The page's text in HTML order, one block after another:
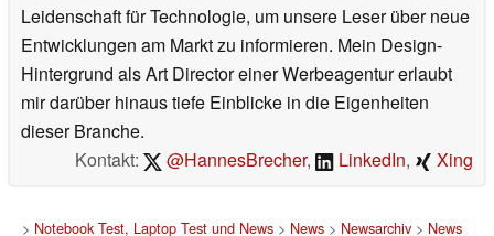
Leidenschaft für Technologie, um unsere Leser über neue
Entwicklungen am Markt zu informieren. Mein Design-
Hintergrund als Art Director einer Werbeagentur erlaubt
mir darüber hinaus tiefe Einblicke in die Eigenheiten
dieser Branche.
Kontakt:
@HannesBrecher, LinkedIn, Xing
> Notebook Test, Laptop Test und News> News> Newsarchiv> News